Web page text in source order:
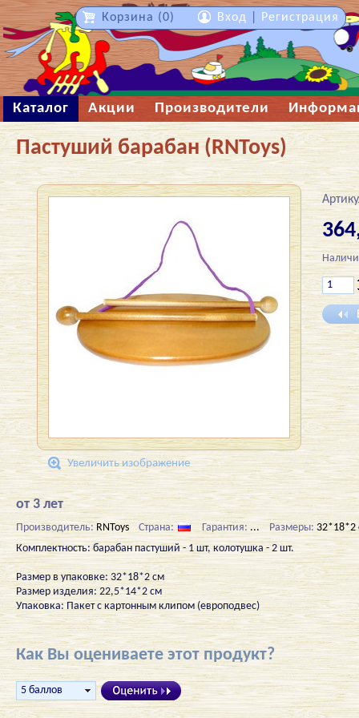
Каталог Акции Производители
Пастуший барабан (RNToys)
Увеличить изображение
от 3 лет
Производитель: RNToys Страна: Гарантия: ... Размеры: 32*18*2
Комплектность: барабан пастуший - 1 шт, колотушка - 2 шт.
Размер в упаковке: 32*18*2 см
Размер изделия: 22,5*14*2 см
Упаковка: Пакет с картонным клипом (европодвес)
Как Вы оцениваете этот продукт?
Корзина (0) Вход Регистрация